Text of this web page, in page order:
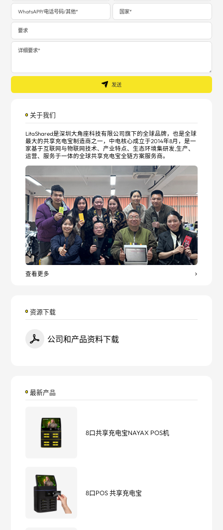
发送
关于我们
LitaShared是深圳大角座科技有限公司旗下的全球品牌，也是全球
最大的共享充电宝制造商之一，中电核心成立于2014年8月，是一
家基于互联网与物联网技术、产业特点、生态环境集研发,生产、
运营、服务于一体的全球共享充电宝全链方案服务商。
查看更多
资源下载
公司和产品资料下载
最新产品
8口共享充电宝NAYAX POS机
8口POS 共享充电宝